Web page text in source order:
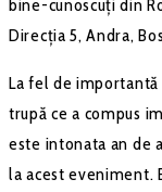
bine-cunoscuți din
Direcția 5, Andra,
La fel de
trupă ce a compus
este intonata an de
la acest eveniment.